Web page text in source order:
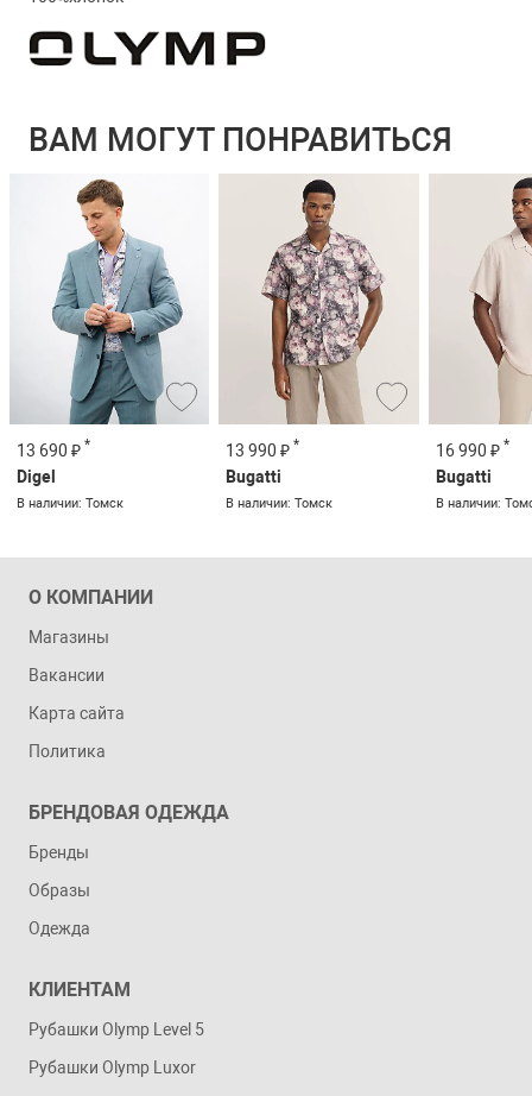
ВАМ МОГУТ ПОНРАВИТЬСЯ
13 690 ₽ *
Digel
В наличии: Томск
13 990 ₽ *
Bugatti
В наличии: Томск
16 990 ₽ *
Bugatti
В наличии:
О КОМПАНИИ
Магазины
Вакансии
Карта сайта
Политика
БРЕНДОВАЯ ОДЕЖДА
Бренды
Образы
Одежда
КЛИЕНТАМ
Рубашки Olymp Level 5
Рубашки Olymp Luxor